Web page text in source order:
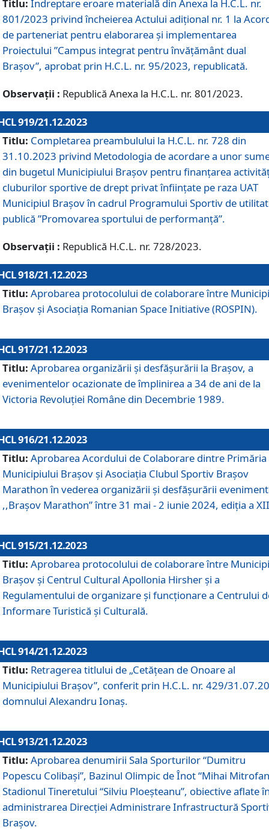
Titlu: Îndreptare eroare materială din Anexa la H.C.L. nr.
801/2023 privind încheierea Actului adițional nr. 1 la
de parteneriat pentru elaborarea și implementarea
Proiectului ”Campus integrat pentru învățământ dual
Brașov”, aprobat prin H.C.L. nr. 95/2023, republicată.
Observații : Republică Anexa la H.C.L. nr. 801/2023.
919/21.12.2023
Titlu: Completarea preambulului la H.C.L. nr. 728 din
31.10.2023 privind Metodologia de acordare a unor
din bugetul Municipiului Brașov pentru finanțarea
cluburilor sportive de drept privat înființate pe raza UAT
Municipiul Brașov în cadrul Programului Sportiv de
publică ”Promovarea sportului de performanță”.
Observații : Republică H.C.L. nr. 728/2023.
918/21.12.2023
Titlu: Aprobarea protocolului de colaborare între
Brașov și Asociația Romanian Space Initiative (ROSPIN).
917/21.12.2023
Titlu: Aprobarea organizării şi desfăşurării la Braşov, a
evenimentelor ocazionate de împlinirea a 34 de ani de la
Victoria Revoluţiei Române din Decembrie 1989.
916/21.12.2023
Titlu: Aprobarea Acordului de Colaborare dintre Primăria
Municipiului Brașov și Asociația Clubul Sportiv Brașov
Marathon în vederea organizării și desfășurării
,,Brașov Marathon” între 31 mai - 2 iunie 2024, ediția a
915/21.12.2023
Titlu: Aprobarea protocolului de colaborare între
Brașov și Centrul Cultural Apollonia Hirsher și a
Regulamentului de organizare și funcționare a Centrului
Informare Turistică și Culturală.
914/21.12.2023
Titlu: Retragerea titlului de „Cetățean de Onoare al
Municipiului Brașov”, conferit prin H.C.L. nr. 429/
domnului Alexandru Ionaș.
913/21.12.2023
Titlu: Aprobarea denumirii Sala Sporturilor “Dumitru
Popescu Colibași”, Bazinul Olimpic de Înot “Mihai
Stadionul Tineretului “Silviu Ploeșteanu”, obiective aflate
administrarea Direcției Administrare Infrastructură
Brașov.